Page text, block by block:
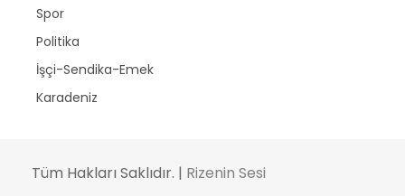
Spor
Politika
İşçi-Sendika-Emek
Karadeniz
Tüm Hakları Saklıdır. | Rizenin Sesi